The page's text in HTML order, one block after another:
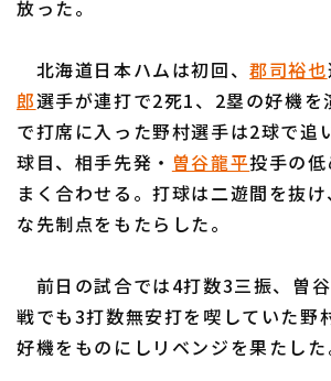
オリックス・バファローズ
福岡ソフトバンクホークス
放った。
北海道日本ハムは初回、郡司裕也
郎選手が連打で2死1、2塁の好機を
で打席に入った野村選手は2球で追
球目、相手先発・ 曽谷龍平投手の
まく合わせる。打球は二遊間を抜
な先制点をもたらした。
前日の試合では4打数3三振、曽
戦でも3打数無安打を喫していた野
好機をものにしリベンジを果たした